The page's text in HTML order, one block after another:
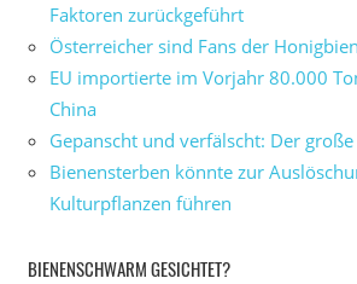
Faktoren zurückgeführt
Österreicher sind Fans der
EU importierte im Vorjahr 80.000
China
Gepanscht und verfälscht: Der
Bienensterben könnte zur
Kulturpflanzen führen
BIENENSCHWARM GESICHTET?